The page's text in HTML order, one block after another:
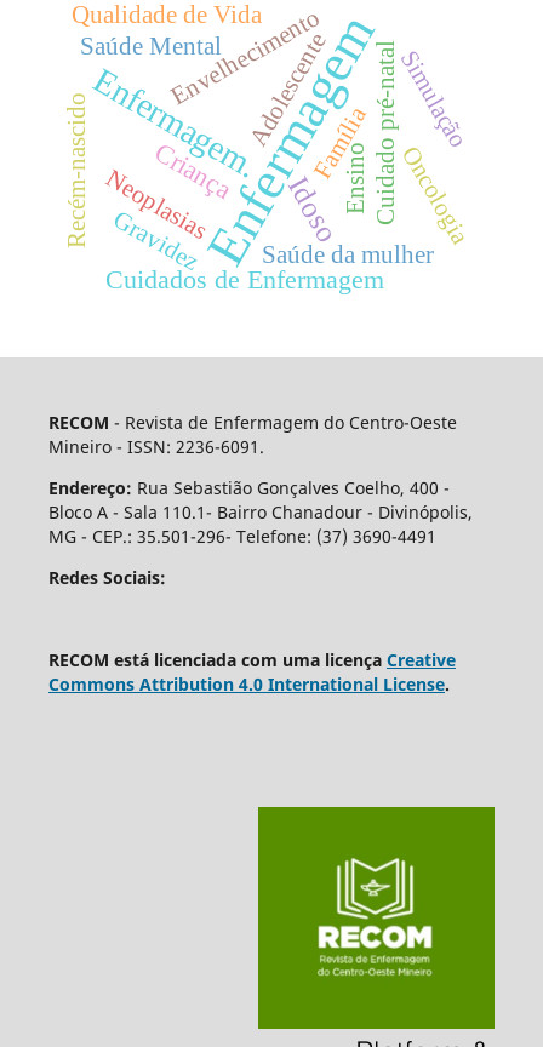
Enfermagem
Enfermagem.
Idoso
Cuidados de Enfermagem
Criança Cuidado pré-natal
Envelhecimento
Saúde da mulher
AdolescenteFamília
Ensino
Recém-nascido Neoplasias
Qualidade de Vida
Oncologia
Gravidez
Saúde Mental Simulação
RECOM - Revista de Enfermagem do Centro-Oeste
Mineiro - ISSN: 2236-6091.
Endereço: Rua Sebastião Gonçalves Coelho, 400 -
Bloco A - Sala 110.1- Bairro Chanadour - Divinópolis,
MG - CEP.: 35.501-296- Telefone: (37) 3690-4491
Redes Sociais:
RECOM está licenciada com uma licença Creative
Commons Attribution 4.0 International License.